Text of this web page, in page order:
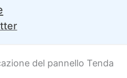
del pannello Tenda